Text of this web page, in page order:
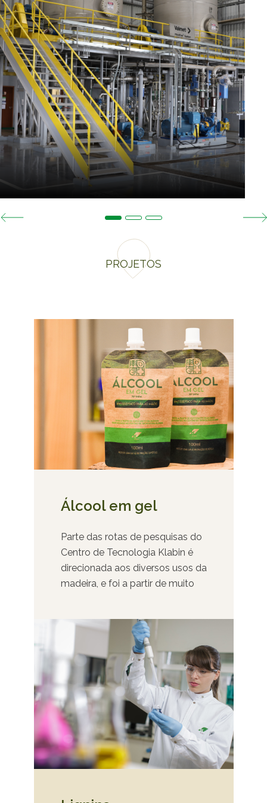
PROJETOS
Álcool em gel
Parte das rotas de pesquisas do
Centro de Tecnologia Klabin é
direcionada aos diversos usos da
madeira, e foi a partir de muito
microfibrilada (MFC) para a
produção de álcool em gel no
nosso Parque de Plantas Piloto,
projetado para produzir, em
pequena escala industrial, tanto
a MFC quanto a lignina,
substâncias extraídas da
madeira. Enxergamos um
enorme potencial de extração de
novos produtos a partir da nossa